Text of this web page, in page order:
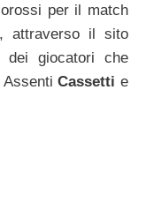
per il match
attraverso il sito
dei giocatori che
AssentiCassettie